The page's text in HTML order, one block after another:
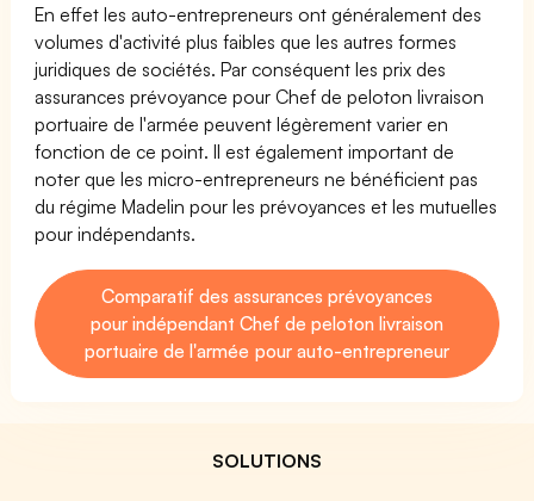
En effet les auto-entrepreneurs ont généralement des
volumes d'activité plus faibles que les autres formes
juridiques de sociétés. Par conséquent les prix des
assurances prévoyance pour Chef de peloton livraison
portuaire de l'armée peuvent légèrement varier en
fonction de ce point. Il est également important de
noter que les micro-entrepreneurs ne bénéficient pas
du régime Madelin pour les prévoyances et les mutuelles
pour indépendants.
Comparatif des assurances prévoyances
pour indépendant Chef de peloton livraison
portuaire de l'armée pour auto-entrepreneur
SOLUTIONS